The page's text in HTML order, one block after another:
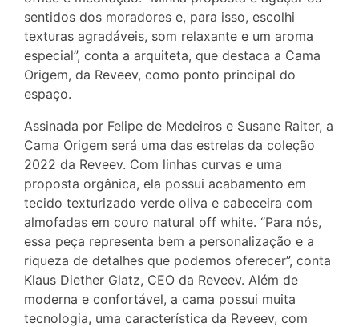
sentidos dos moradores e, para isso, escolhi
texturas agradáveis, som relaxante e um aroma
especial”, conta a arquiteta, que destaca a Cama
Origem, da Reveev, como ponto principal do
espaço.
Assinada por Felipe de Medeiros e Susane Raiter, a
Cama Origem será uma das estrelas da coleção
2022 da Reveev. Com linhas curvas e uma
proposta orgânica, ela possui acabamento em
tecido texturizado verde oliva e cabeceira com
almofadas em couro natural off white. “Para nós,
essa peça representa bem a personalização e a
riqueza de detalhes que podemos oferecer”, conta
Klaus Diether Glatz, CEO da Reveev. Além de
moderna e confortável, a cama possui muita
tecnologia, uma característica da Reveev, com